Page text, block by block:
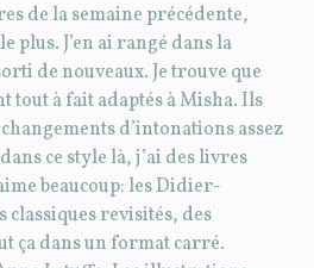
de la semaine précédente,
plus. J’en ai rangé dans la
de nouveaux. Je trouve que
tout à fait adaptés à Misha. Ils
d’intonations assez
ce style là, j’ai des livres
beaucoup: les Didier-
classiques revisités, des
ça dans un format carré.